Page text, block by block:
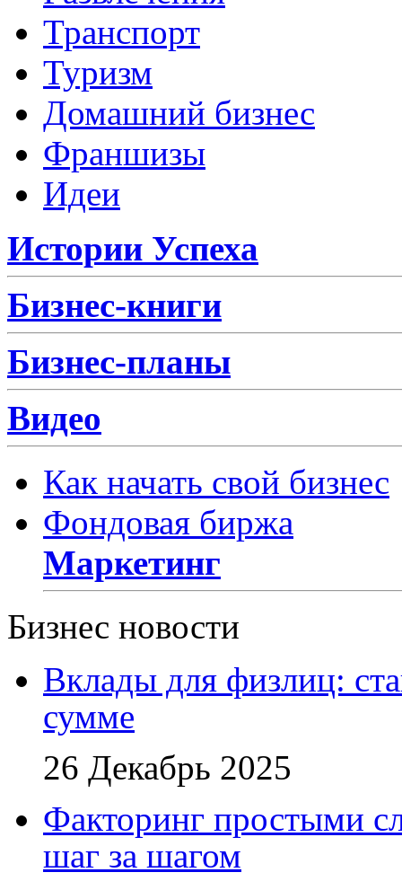
Транспорт
Туризм
Домашний бизнес
Франшизы
Идеи
Истории Успеха
Бизнес-книги
Бизнес-планы
Видео
Как начать свой бизнес
Фондовая биржа
Маркетинг
Бизнес новости
Вклады для физлиц:
сумме
26 Декабрь 2025
Факторинг простыми
шаг за шагом